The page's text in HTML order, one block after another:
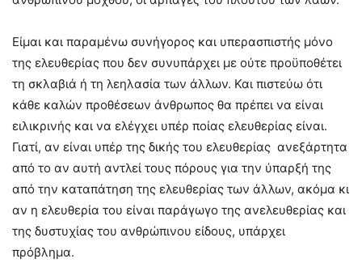
Είμαι και παραμένω συνήγορος και υπερασπιστής μόνο
της ελευθερίας που δεν συνυπάρχει με ούτε προϋποθέτει
τη σκλαβιά ή τη λεηλασία των άλλων. Και πιστεύω ότι
κάθε καλών προθέσεων άνθρωπος θα πρέπει να είναι
ειλικρινής και να ελέγχει υπέρ ποίας ελευθερίας είναι.
Γιατί, αν είναι υπέρ της δικής του ελευθερίας ανεξάρτητα
από το αν αυτή αντλεί τους πόρους για την ύπαρξή της
από την καταπάτηση της ελευθερίας των άλλων, ακόμα κι
αν η ελευθερία του είναι παράγωγο της ανελευθερίας και
της δυστυχίας του ανθρώπινου είδους, υπάρχει
πρόβλημα.